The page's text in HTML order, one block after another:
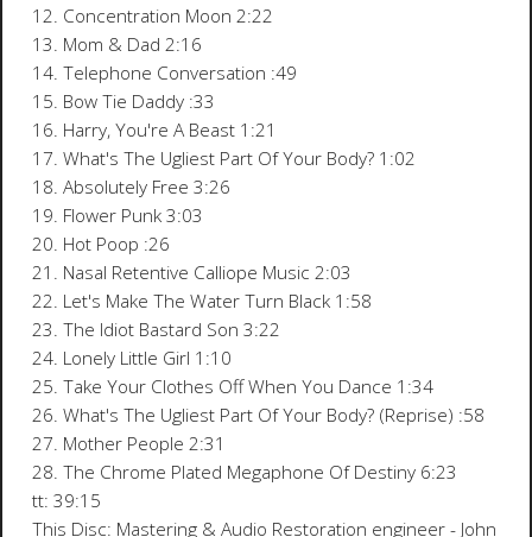
12. Concentration Moon 2:22
13. Mom & Dad 2:16
14. Telephone Conversation :49
15. Bow Tie Daddy :33
16. Harry, You're A Beast 1:21
17. What's The Ugliest Part Of Your Body? 1:02
18. Absolutely Free 3:26
19. Flower Punk 3:03
20. Hot Poop :26
21. Nasal Retentive Calliope Music 2:03
22. Let's Make The Water Turn Black 1:58
23. The Idiot Bastard Son 3:22
24. Lonely Little Girl 1:10
25. Take Your Clothes Off When You Dance 1:34
26. What's The Ugliest Part Of Your Body? (Reprise) :58
27. Mother People 2:31
28. The Chrome Plated Megaphone Of Destiny 6:23
tt: 39:15
This Disc: Mastering & Audio Restoration engineer - John